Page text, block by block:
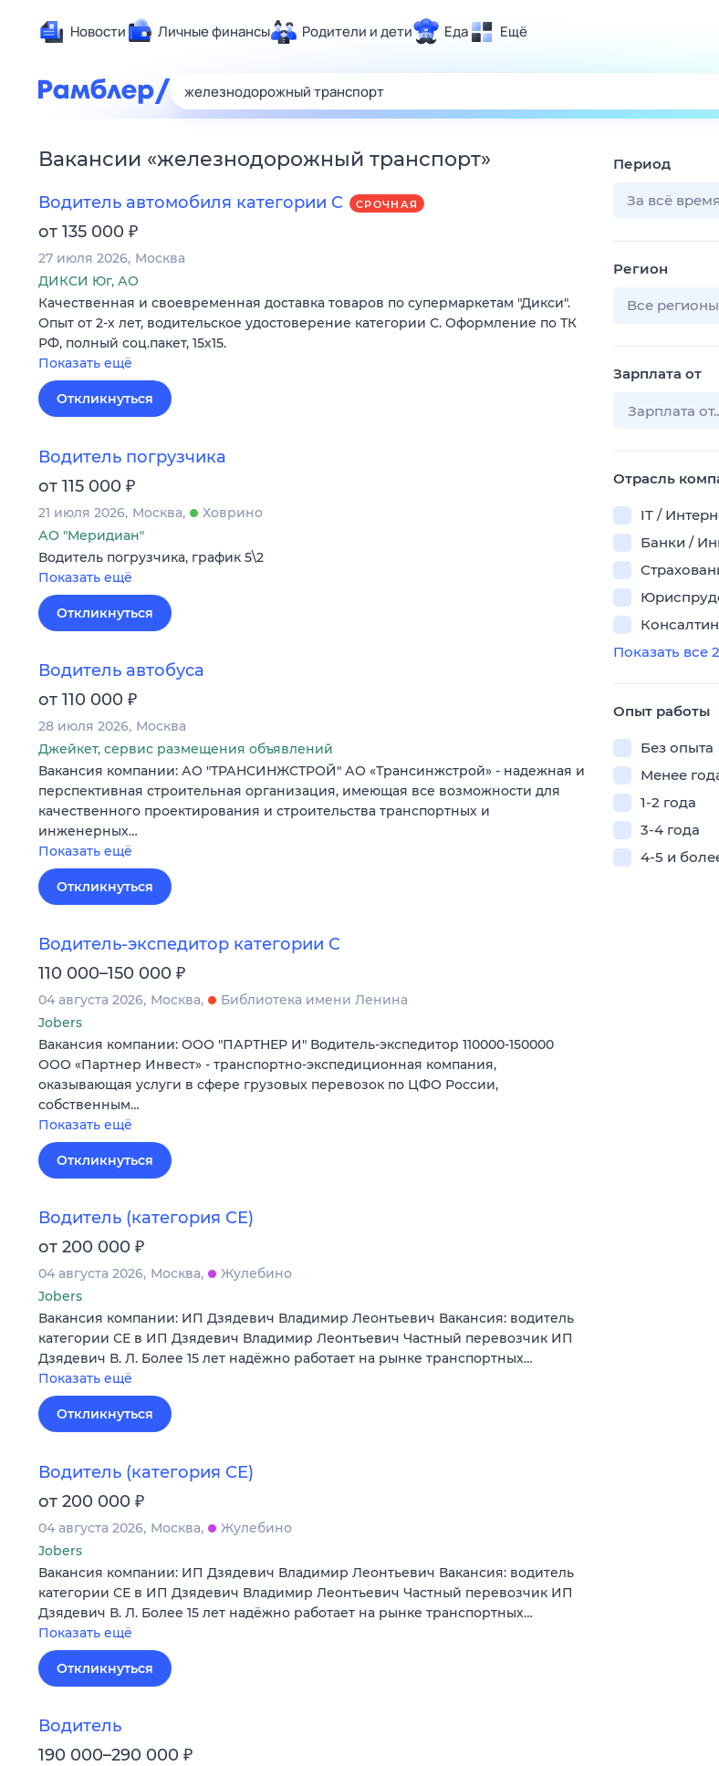
Новости Личные финансы Родители и дети Еда Ещё
Здоровье
Развлечения и отдых
Спорт
Карьера
Сберегаем вместе
Гороскопы
Поиск
ТВ-программа
Вакансии «железнодорожный транспорт»
Водитель автомобиля категории C СРОЧНАЯ
от 135 000 ₽
27 июля 2026 Москва
ДИКСИ Юг, АО
Качественная и своевременная доставка товаров по супермаркетам "Дикси".
Опыт от 2-х лет, водительское удостоверение категории С. Оформление по ТК
РФ, полный соц.пакет, 15х15.
Показать ещё
Откликнуться
Водитель погрузчика
от 115 000 ₽
21 июля 2026 Москва
Ховрино
АО "Меридиан"
Водитель погрузчика, график 5\2
Показать ещё
Откликнуться
Водитель автобуса
от 110 000 ₽
28 июля 2026 Москва
Джейкет, сервис размещения объявлений
Вакансия компании: АО "ТРАНСИНЖСТРОЙ" АО «Трансинжстрой» - надежная и
перспективная строительная организация, имеющая все возможности для
качественного проектирования и строительства транспортных и
инженерных…
Показать ещё
Откликнуться
Водитель-экспедитор категории С
110 000–150 000 ₽
04 августа 2026 Москва
Библиотека имени Ленина
Jobers
Вакансия компании: ООО "ПАРТНЕР И" Водитель-экспедитор 110000-150000
ООО «Партнер Инвест» - транспортно-экспедиционная компания,
оказывающая услуги в сфере грузовых перевозок по ЦФО России,
собственным…
Показать ещё
Откликнуться
Водитель (категория СЕ)
от 200 000 ₽
04 августа 2026 Москва
Жулебино
Jobers
Вакансия компании: ИП Дзядевич Владимир Леонтьевич Вакансия: водитель
категории СЕ в ИП Дзядевич Владимир Леонтьевич Частный перевозчик ИП
Дзядевич В. Л. Более 15 лет надёжно работает на рынке транспортных…
Показать ещё
Откликнуться
Водитель (категория СЕ)
от 200 000 ₽
04 августа 2026 Москва
Жулебино
Jobers
Вакансия компании: ИП Дзядевич Владимир Леонтьевич Вакансия: водитель
категории СЕ в ИП Дзядевич Владимир Леонтьевич Частный перевозчик ИП
Дзядевич В. Л. Более 15 лет надёжно работает на рынке транспортных…
Показать ещё
Откликнуться
Водитель
190 000–290 000 ₽
Период
За всё время
Регион
Все регионы
Зарплата от
Отрасль
IT /
Банки /
Показать все
Опыт работы
Без опыта
Менее
1-2 года
3-4 года
4-5 и